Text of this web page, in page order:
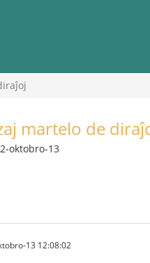
martelo de
oktobro-13
13 12:08:02